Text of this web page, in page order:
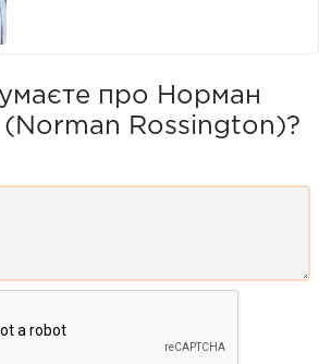
про Норман
(Norman Rossington)?